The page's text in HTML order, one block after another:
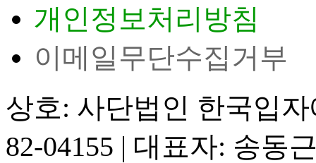
개인정보처리방침
이메일무단수집거부
상호: 사단법인 한국입
82-04155 | 대표자: 송동